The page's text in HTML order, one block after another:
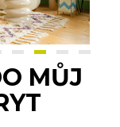
MŮJ